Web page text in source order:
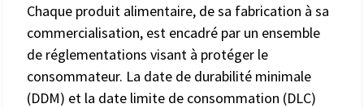
Chaque produit alimentaire, de sa fabrication à sa
commercialisation, est encadré par un ensemble
de réglementations visant à protéger le
consommateur. La date de durabilité minimale
(DDM) et la date limite de consommation (DLC)